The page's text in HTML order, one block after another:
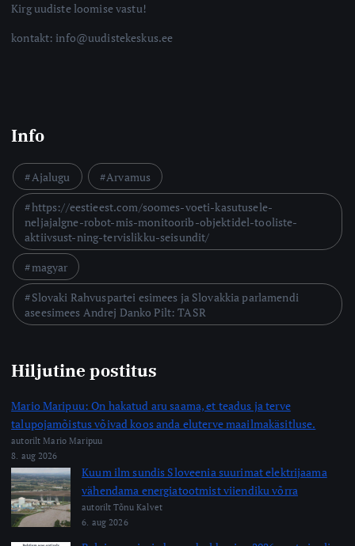
Kirg uudiste loomise vastu!
kontakt: info@uudistekeskus.ee
Info
Ajalugu
Arvamus
https://eestieest.com/soomes-voeti-kasutusele-
neljajalgne-robot-mis-monitoorib-objektidel-tooliste-
aktiivsust-ning-tervislikku-seisundit/
magyar
Slovaki Rahvuspartei esimees ja Slovakkia parlamendi
aseesimees Andrej Danko Pilt: TASR
Hiljutine postitus
Mario Maripuu: On hakatud aru saama, et teadus ja terve
talupojamõistus võivad koos anda eluterve maailmakäsitluse.
autorilt Mario Maripuu
8. aug 2026
Kuum ilm sundis Sloveenia suurimat elektrijaama
vähendama energiatootmist viiendiku võrra
autorilt Tõnu Kalvet
6. aug 2026